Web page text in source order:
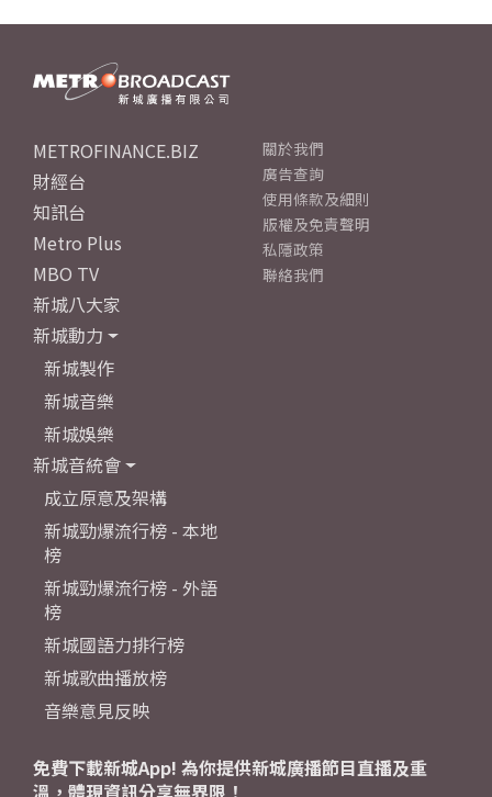
METROFINANCE.BIZ
財經台
知訊台
Metro Plus
MBO TV
新城八大家
新城動力
新城製作
新城音樂
新城娛樂
新城音統會
成立原意及架構
新城勁爆流行榜 - 本地
榜
新城勁爆流行榜 - 外語
榜
新城國語力排行榜
新城歌曲播放榜
音樂意見反映
關於我們
廣告查詢
使用條款及細則
版權及免責聲明
私隱政策
聯絡我們
免費下載新城App! 為你提供新城廣播節目直播及重